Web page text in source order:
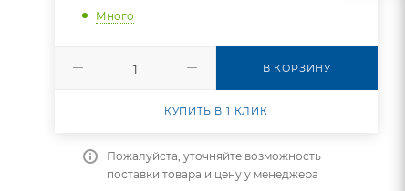
Много
В КОРЗИНУ
КУПИТЬ В 1 КЛИК
Пожалуйста, уточняйте возможность
поставки товара и цену у менеджера